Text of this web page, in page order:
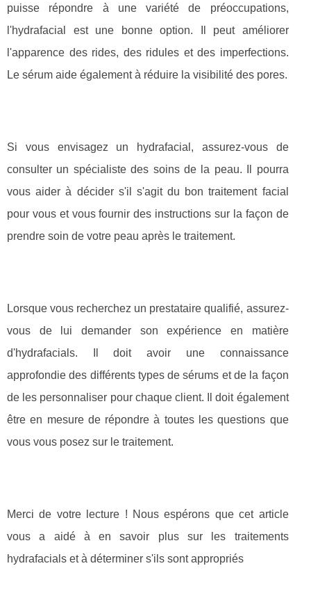
puisse répondre à une variété de préoccupations,
l'hydrafacial est une bonne option. Il peut améliorer
l'apparence des rides, des ridules et des imperfections.
Le sérum aide également à réduire la visibilité des pores.
Si vous envisagez un hydrafacial, assurez-vous de
consulter un spécialiste des soins de la peau. Il pourra
vous aider à décider s'il s'agit du bon traitement facial
pour vous et vous fournir des instructions sur la façon de
prendre soin de votre peau après le traitement.
Lorsque vous recherchez un prestataire qualifié, assurez-
vous de lui demander son expérience en matière
d'hydrafacials. Il doit avoir une connaissance
approfondie des différents types de sérums et de la façon
de les personnaliser pour chaque client. Il doit également
être en mesure de répondre à toutes les questions que
vous vous posez sur le traitement.
Merci de votre lecture ! Nous espérons que cet article
vous a aidé à en savoir plus sur les traitements
hydrafacials et à déterminer s'ils sont appropriés